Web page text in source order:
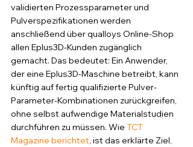
validierten Prozessparameter und
Pulverspezifikationen werden
anschließend über qualloys Online-Shop
allen Eplus3D-Kunden zugänglich
gemacht. Das bedeutet: Ein Anwender,
der eine Eplus3D-Maschine betreibt, kann
künftig auf fertig qualifizierte Pulver-
Parameter-Kombinationen zurückgreifen,
ohne selbst aufwendige Materialstudien
durchführen zu müssen. Wie TCT
Magazine berichtet, ist das erklärte Ziel,